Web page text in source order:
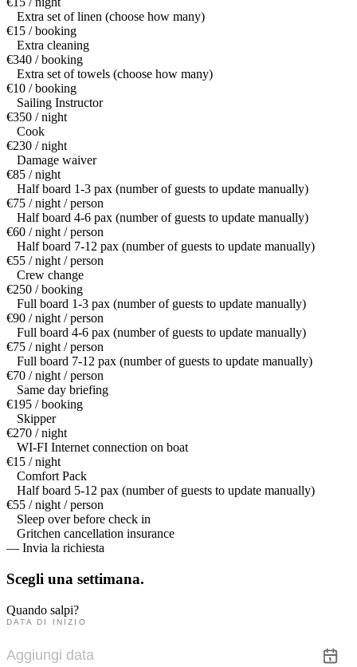
Extra set of linen (choose how many)
€15 / booking
Extra cleaning
€340 / booking
Extra set of towels (choose how many)
€10 / booking
Sailing Instructor
€350 / night
Cook
€230 / night
Damage waiver
€85 / night
Half board 1-3 pax (number of guests to update manually)
€75 / night / person
Half board 4-6 pax (number of guests to update manually)
€60 / night / person
Half board 7-12 pax (number of guests to update manually)
€55 / night / person
Crew change
€250 / booking
Full board 1-3 pax (number of guests to update manually)
€90 / night / person
Full board 4-6 pax (number of guests to update manually)
€75 / night / person
Full board 7-12 pax (number of guests to update manually)
€70 / night / person
Same day briefing
€195 / booking
Skipper
€270 / night
WI-FI Internet connection on boat
€15 / night
Comfort Pack
Half board 5-12 pax (number of guests to update manually)
€55 / night / person
Sleep over before check in
Gritchen cancellation insurance
— Invia la richiesta
Scegli una settimana.
Quando salpi?
DATA DI INIZIO